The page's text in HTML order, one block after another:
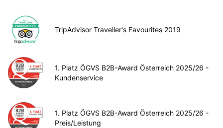
TripAdvisor Traveller's Favourites 2019
1. Platz ÖGVS B2B-Award Österreich 2025/26 -
Kundenservice
1. Platz ÖGVS B2B-Award Österreich 2025/26 -
Preis/Leistung